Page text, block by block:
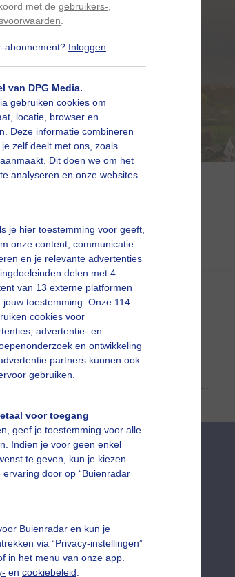
met de gebruikers-
abonnement? Inloggen
van DPG Media.
gebruiken cookies om
locatie, browser en
Deze informatie combineren
zelf deelt met ons, zoals
Dit doen we om het
analyseren en onze websites
je hier toestemming voor geeft,
onze content, communicatie
en je relevante advertenties
delen met 4
van 13 externe platformen
toestemming. Onze 114
cookies voor
advertentie- en
en ontwikkeling
partners kunnen ook
gebruiken.
voor toegang
geef je toestemming voor alle
Indien je voor geen enkel
te geven, kun je kiezen
door op “Buienradar
Buienradar en kun je
via “Privacy-instellingen”
in het menu van onze app.
en cookiebeleid
boven de polder
Valstrepen
Mijn weer
De Bilt
je niet elke dag deze pop-up
dit aan te passen